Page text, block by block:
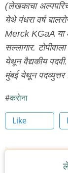
(लेखकाचा
येथे पंधरा वर्ष
Merck KGaA या
सल्लागार.
येथून वैद्यकीय
मुंबई येथून पदव्युत्तर
करोना
Like